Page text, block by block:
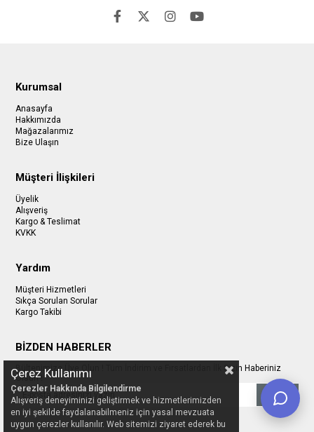
Kurumsal
Anasayfa
Hakkımızda
Mağazalarımız
Bize Ulaşın
Müşteri İlişkileri
Üyelik
Alışveriş
Kargo & Teslimat
KVKK
Yardım
Müşteri Hizmetleri
Sıkça Sorulan Sorular
Kargo Takibi
BİZDEN HABERLER
Bültenimize Üye Olun ! Tüm İndirim ve Fırsatlardan İlk Sizin Haberiniz
Olsun !
Gönder
Çerez Kullanımı
Çerezler Hakkında Bilgilendirme
Alışveriş deneyiminizi geliştirmek ve hizmetlerimizden
en iyi şekilde faydalanabilmeniz için yasal mevzuata
uygun çerezler kullanılır. Web sitemizi ziyaret ederek bu